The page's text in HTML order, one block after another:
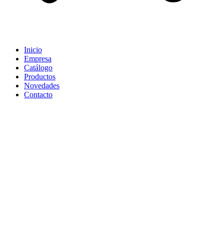
Inicio
Empresa
Catálogo
Productos
Novedades
Contacto